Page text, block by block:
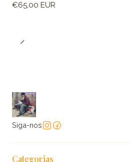
€65,00 EUR
Siga-nos
Categorias